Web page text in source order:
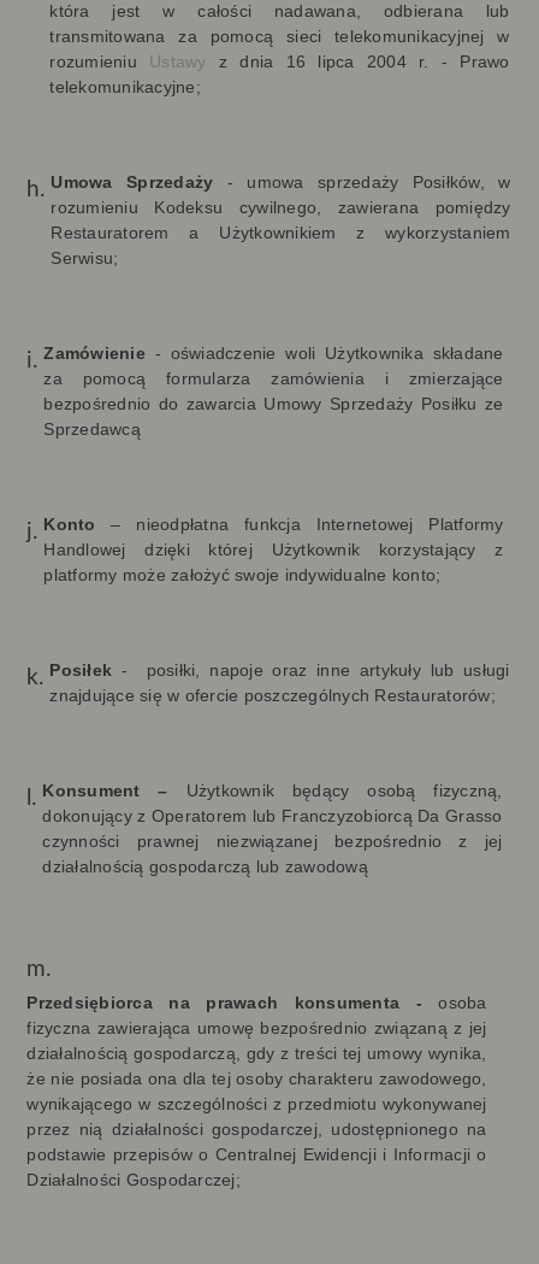
która jest w całości nadawana, odbierana lub
transmitowana za pomocą sieci telekomunikacyjnej w
rozumieniu Ustawy z dnia 16 lipca 2004 r. - Prawo
telekomunikacyjne;
Umowa Sprzedaży - umowa sprzedaży Posiłków, w
rozumieniu Kodeksu cywilnego, zawierana pomiędzy
Restauratorem a Użytkownikiem z wykorzystaniem
Serwisu;
Zamówienie- oświadczenie woli Użytkownika składane
za pomocą formularza zamówienia i zmierzające
bezpośrednio do zawarcia Umowy Sprzedaży Posiłku ze
Sprzedawcą
Konto
– nieodpłatna funkcja Internetowej Platformy
Handlowej dzięki której Użytkownik korzystający z
platformy może założyć swoje indywidualne konto;
Posiłek -
posiłki, napoje oraz inne artykuły lub usługi
znajdujące się w ofercie poszczególnych Restauratorów;
Konsument – Użytkownik będący osobą fizyczną,
dokonujący z Operatorem lub Franczyzobiorcą Da Grasso
czynności prawnej niezwiązanej bezpośrednio z jej
działalnością gospodarczą lub zawodową
Przedsiębiorca na prawach konsumenta -osoba
fizyczna zawierająca umowę bezpośrednio związaną z jej
działalnością gospodarczą, gdy z treści tej umowy wynika,
że nie posiada ona dla tej osoby charakteru zawodowego,
wynikającego w szczególności z przedmiotu wykonywanej
przez nią działalności gospodarczej, udostępnionego na
podstawie przepisów o Centralnej Ewidencji i Informacji o
Działalności Gospodarczej;